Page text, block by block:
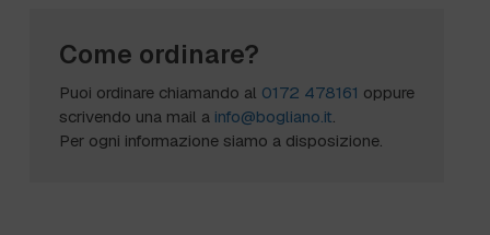
Come ordinare?
Puoi ordinare chiamando al 0172 478161 oppure
scrivendo una mail a info@bogliano.it.
Per ogni informazione siamo a disposizione.